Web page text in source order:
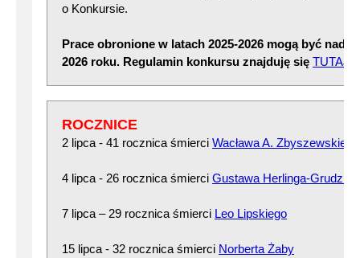
o Konkursie.
Prace obronione w latach 2025-2026 mogą być
2026 roku. Regulamin konkursu znajduję się TUTAJ
ROCZNICE
2 lipca - 41 rocznica śmierci Wacława A. Zbyszewskiego
4 lipca - 26 rocznica śmierci Gustawa Herlinga-
7 lipca – 29 rocznica śmierci Leo Lipskiego
15 lipca - 32 rocznica śmierci Norberta Żaby